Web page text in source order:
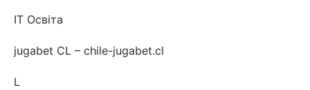
IT Освіта
jugabet CL – chile-jugabet.cl
L